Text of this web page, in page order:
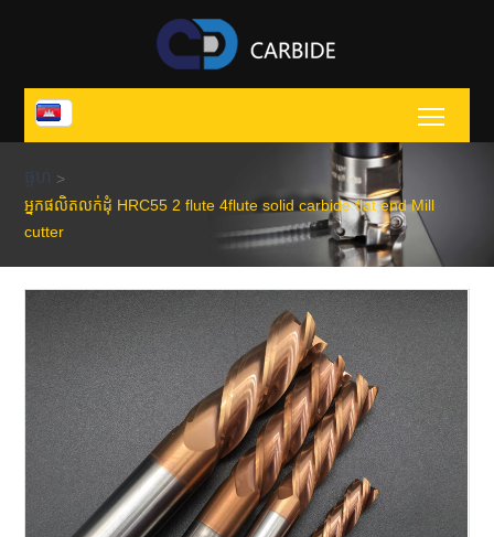
ផ្ទហ >
អ្នកផលិតលក់ដុំ HRC55 2 flute 4flute solid carbide flat end Mill
cutter